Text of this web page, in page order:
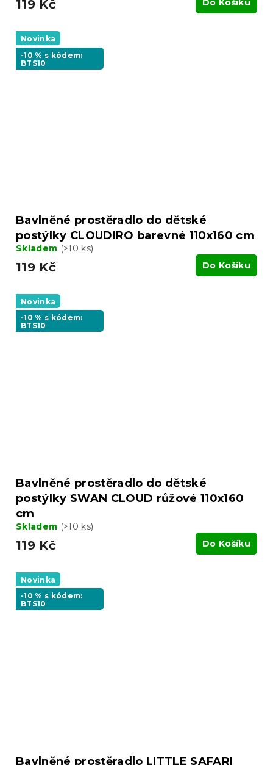
119 Kč Do Košíku
Novinka
-10 % s kódem:
BTS10
Bavlněné prostěradlo do dětské
postýlky CLOUDIRO barevné 110x160 cm
Skladem (>10 ks)
119 Kč Do Košíku
Novinka
-10 % s kódem:
BTS10
Bavlněné prostěradlo do dětské
postýlky SWAN CLOUD růžové 110x160
cm
Skladem (>10 ks)
119 Kč Do Košíku
Novinka
-10 % s kódem:
BTS10
Bavlněné prostěradlo LITTLE SAFARI